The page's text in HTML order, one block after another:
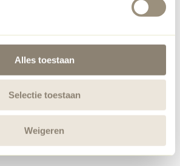
Alles toestaan
Selectie toestaan
Weigeren